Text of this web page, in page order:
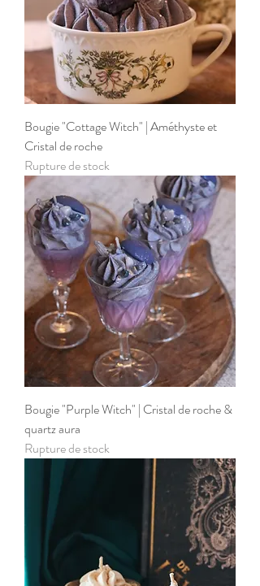
Bougie "Cottage Witch" | Améthyste et
Cristal de roche
Rupture de stock
Bougie "Purple Witch" | Cristal de roche &
quartz aura
Rupture de stock